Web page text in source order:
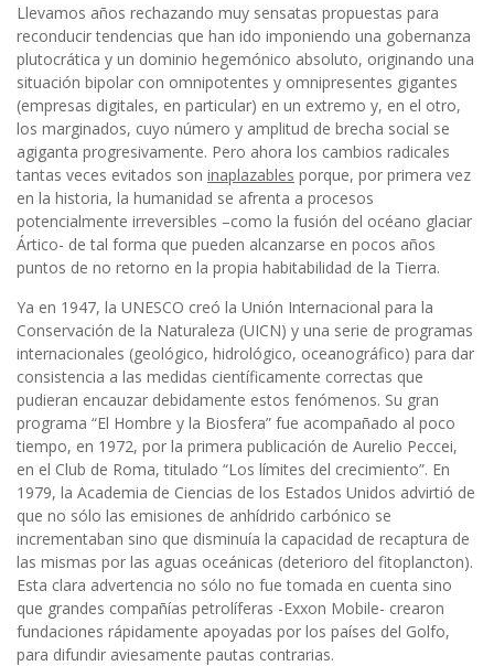
Llevamos años rechazando muy sensatas propuestas para
reconducir tendencias que han ido imponiendo una gobernanza
plutocrática y un dominio hegemónico absoluto, originando una
situación bipolar con omnipotentes y omnipresentes gigantes
(empresas digitales, en particular) en un extremo y, en el otro,
los marginados, cuyo número y amplitud de brecha social se
agiganta progresivamente. Pero ahora los cambios radicales
tantas veces evitados son inaplazables porque, por primera vez
en la historia, la humanidad se afrenta a procesos
potencialmente irreversibles –como la fusión del océano glaciar
Ártico- de tal forma que pueden alcanzarse en pocos años
puntos de no retorno en la propia habitabilidad de la Tierra.
Ya en 1947, la UNESCO creó la Unión Internacional para la
Conservación de la Naturaleza (UICN) y una serie de programas
internacionales (geológico, hidrológico, oceanográfico) para dar
consistencia a las medidas científicamente correctas que
pudieran encauzar debidamente estos fenómenos. Su gran
programa “El Hombre y la Biosfera” fue acompañado al poco
tiempo, en 1972, por la primera publicación de Aurelio Peccei,
en el Club de Roma, titulado “Los límites del crecimiento”. En
1979, la Academia de Ciencias de los Estados Unidos advirtió de
que no sólo las emisiones de anhídrido carbónico se
incrementaban sino que disminuía la capacidad de recaptura de
las mismas por las aguas oceánicas (deterioro del fitoplancton).
Esta clara advertencia no sólo no fue tomada en cuenta sino
que grandes compañías petrolíferas -Exxon Mobile- crearon
fundaciones rápidamente apoyadas por los países del Golfo,
para difundir aviesamente pautas contrarias.